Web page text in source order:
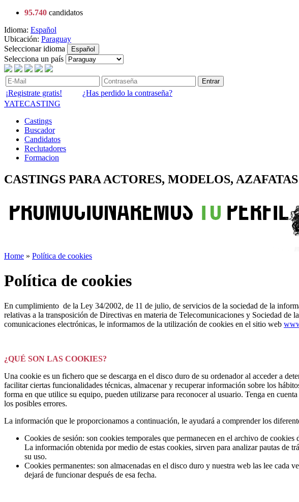
95.740 candidatos
Idioma: Español
Ubicación: Paraguay
Seleccionar idioma
Español
Selecciona un país
Entrar
¡Registrate gratis!
¿Has perdido la contraseña?
YATECASTING
Castings
Buscador
Candidatos
Reclutadores
Formacion
CASTINGS PARA ACTORES, MODELOS,
Home » Política de cookies
Política de cookies
En cumplimiento de la Ley 34/2002, de 11 de julio, de servicios de la sociedad de la
relativas a la transposición de Directivas en materia de Telecomunicaciones y Sociedad
comunicaciones electrónicas, le informamos de la utilización de cookies en el sitio web
¿QUÉ SON LAS COOKIES?
Una cookie es un fichero que se descarga en el disco duro de su ordenador al acceder a
facilitar ciertas funcionalidades técnicas, almacenar y recuperar información sobre los
forma en que utilice su equipo, pueden utilizarse para reconocer al usuario. Tenga en
los posibles errores.
La información que le proporcionamos a continuación, le ayudará a comprender los
Cookies de sesión: son cookies temporales que permanecen en el archivo de
La información obtenida por medio de estas cookies, sirven para analizar pautas
su uso.
Cookies permanentes: son almacenadas en el disco duro y nuestra web las lee
dejará de funcionar después de esa fecha.